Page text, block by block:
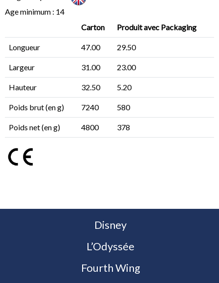
Age minimum : 14
Carton
Produit avec Packaging
Longueur 47.00 29.50
Largeur 31.00 23.00
Hauteur 32.50 5.20
Poids brut (en g) 7240 580
Poids net (en g) 4800 378
Disney
L’Odyssée
Fourth Wing